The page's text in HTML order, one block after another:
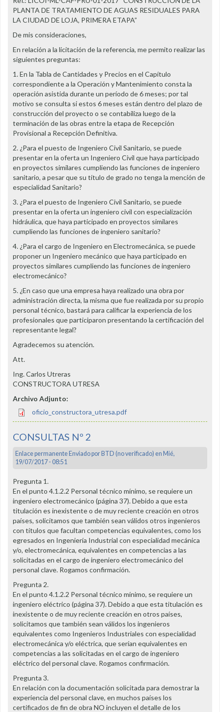
PLANTA DE TRATAMIENTO DE AGUAS RESIDUALES PARA
LA CIUDAD DE LOJA, PRIMERA ETAPA”
De mis consideraciones,
En relación a la licitación de la referencia, me permito realizar las
siguientes preguntas:
1. En la Tabla de Cantidades y Precios en el Capítulo
correspondiente a la Operación y Mantenimiento consta la
operación asistida durante un período de 6 meses; por tal
motivo se consulta si estos 6 meses están dentro del plazo de
construcción del proyecto o se contabiliza luego de la
terminación de las obras entre la etapa de Recepción
Provisional a Recepción Definitiva.
2. ¿Para el puesto de Ingeniero Civil Sanitario, se puede
presentar en la oferta un Ingeniero Civil que haya participado
en proyectos similares cumpliendo las funciones de ingeniero
sanitario, a pesar que su título de grado no tenga la mención de
especialidad Sanitario?
3. ¿Para el puesto de Ingeniero Civil Sanitario, se puede
presentar en la oferta un ingeniero civil con especialización
hidráulica, que haya participado en proyectos similares
cumpliendo las funciones de ingeniero sanitario?
4. ¿Para el cargo de Ingeniero en Electromecánica, se puede
proponer un Ingeniero mecánico que haya participado en
proyectos similares cumpliendo las funciones de ingeniero
electromecánico?
5. ¿En caso que una empresa haya realizado una obra por
administración directa, la misma que fue realizada por su propio
personal técnico, bastará para calificar la experiencia de los
profesionales que participaron presentando la certificación del
representante legal?
Agradecemos su atención.
Att.
Ing. Carlos Utreras
CONSTRUCTORA UTRESA
Archivo Adjunto:
oficio_constructora_utresa.pdf
CONSULTAS Nº 2
Enlace permanente Enviado por BTD (no verificado) en Mié,
19/07/2017 - 08:51
Pregunta 1.
En el punto 4.1.2.2 Personal técnico mínimo, se requiere un
ingeniero electromecánico (página 37). Debido a que esta
titulación es inexistente o de muy reciente creación en otros
países, solicitamos que también sean válidos otros ingenieros
con títulos que facultan competencias equivalentes, como los
egresados en Ingeniería Industrial con especialidad mecánica
y/o, electromecánica, equivalentes en competencias a las
solicitadas en el cargo de ingeniero electromecánico del
personal clave. Rogamos confirmación.
Pregunta 2.
En el punto 4.1.2.2 Personal técnico mínimo, se requiere un
ingeniero eléctrico (página 37). Debido a que esta titulación es
inexistente o de muy reciente creación en otros países,
solicitamos que también sean válidos los ingenieros
equivalentes como Ingenieros Industriales con especialidad
electromecánica y/o eléctrica, que serían equivalentes en
competencias a las solicitadas en el cargo de ingeniero
eléctrico del personal clave. Rogamos confirmación.
Pregunta 3.
En relación con la documentación solicitada para demostrar la
experiencia del personal clave, en muchos países los
certificados de fin de obra NO incluyen el detalle de los